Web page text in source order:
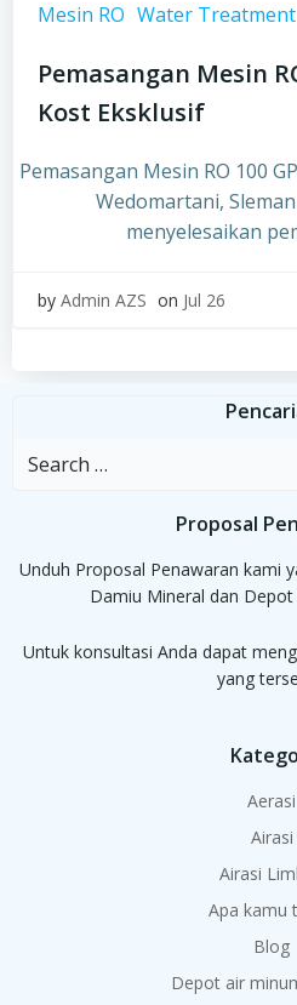
Mesin RO Water Treatment
Pemasangan Mesin
Kost Eksklusif
Pemasangan Mesin RO 100
Wedomartani,
menyelesaikan
by Admin AZS on Jul 26
Search
Proposal
Unduh Proposal Penawaran kami
Damiu Mineral dan Depot
Untuk konsultasi Anda dapat
yang
Aerasi
Airasi
Airasi
Apa kamu
Blog
Depot air